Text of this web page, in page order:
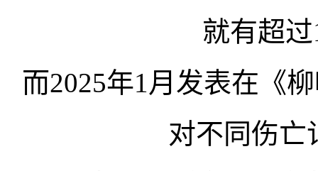
就有超
而2025年1月发表在《
对不同伤亡